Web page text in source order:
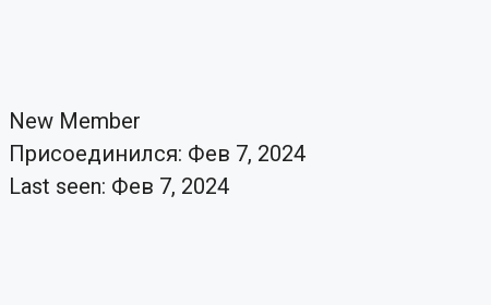
New Member
Присоединился: Фев 7, 2024
Last seen: Фев 7, 2024